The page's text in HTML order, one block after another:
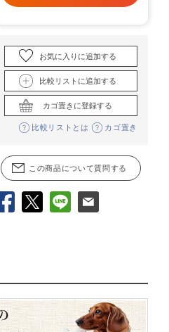
お気に入りに追加する
比較リストに追加する
カゴ置きに登録する
比較リストとは カゴ置き
この商品について質問する
Facebook LINE